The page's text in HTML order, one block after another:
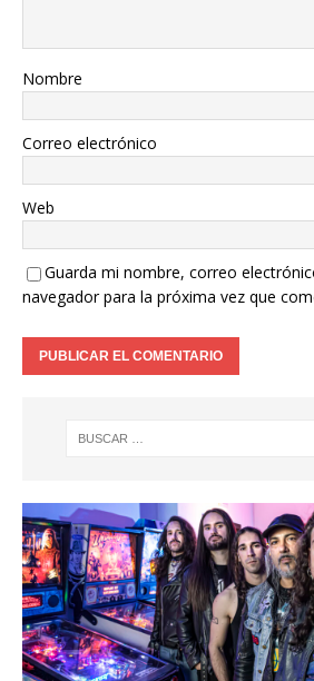
Nombre
Correo electrónico
Web
Guarda mi nombre, correo
navegador para la próxima vez que